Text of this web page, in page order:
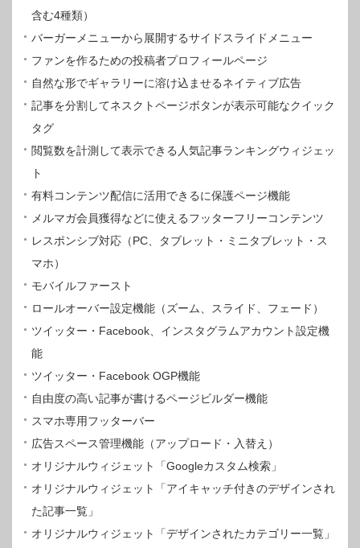
含む4種類）
バーガーメニューから展開するサイドスライドメニュー
ファンを作るための投稿者プロフィールページ
自然な形でギャラリーに溶け込ませるネイティブ広告
記事を分割してネスクトページボタンが表示可能なクイック
タグ
閲覧数を計測して表示できる人気記事ランキングウィジェッ
ト
有料コンテンツ配信に活用できるに保護ページ機能
メルマガ会員獲得などに使えるフッターフリーコンテンツ
レスポンシブ対応（PC、タブレット・ミニタブレット・ス
マホ）
モバイルファースト
ロールオーバー設定機能（ズーム、スライド、フェード）
ツイッター・Facebook、インスタグラムアカウント設定機
能
ツイッター・Facebook OGP機能
自由度の高い記事が書けるページビルダー機能
スマホ専用フッターバー
広告スペース管理機能（アップロード・入替え）
オリジナルウィジェット「Googleカスタム検索」
オリジナルウィジェット「アイキャッチ付きのデザインされ
た記事一覧」
オリジナルウィジェット「デザインされたカテゴリー一覧」